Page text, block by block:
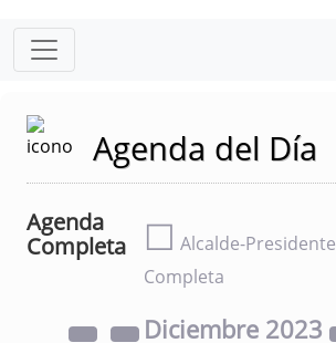
Agenda del Día
Agenda
Completa
☐ Alcalde-Presidente
Completa
Diciembre 2023